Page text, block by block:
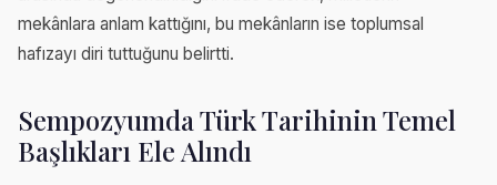
mekânlara anlam kattığını, bu mekânların ise toplumsal
hafızayı diri tuttuğunu belirtti.
Sempozyumda Türk Tarihinin Temel
Başlıkları Ele Alındı